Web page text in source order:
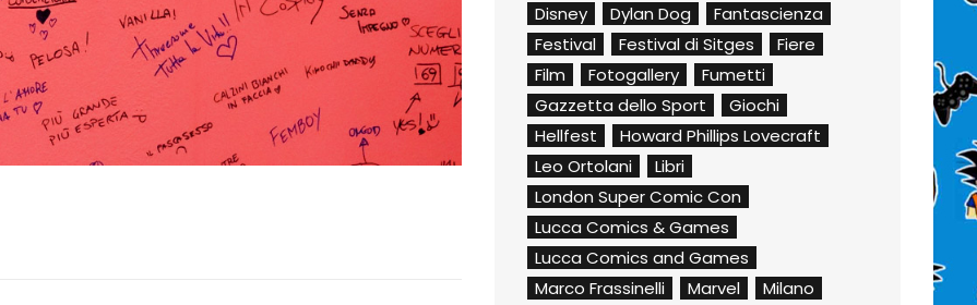
Disney
Dylan Dog
Fantascienza
Festival
Festival di Sitges
Fiere
Film
Fotogallery
Fumetti
Gazzetta dello Sport
Giochi
Hellfest
Howard Phillips Lovecraft
Leo Ortolani
Libri
London Super Comic Con
Lucca Comics & Games
Lucca Comics and Games
Marco Frassinelli
Marvel
Milano